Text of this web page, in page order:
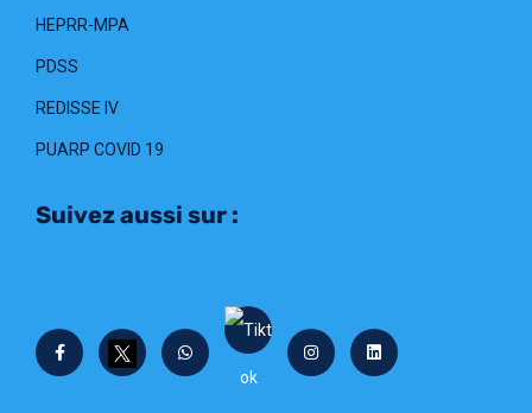
HEPRR-MPA
PDSS
REDISSE IV
PUARP COVID 19
Suivez aussi sur :